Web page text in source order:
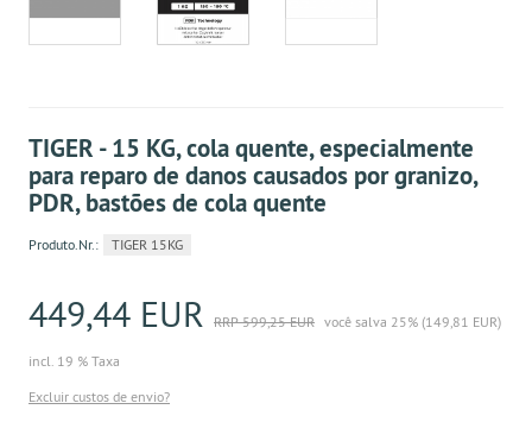
TIGER - 15 KG, cola quente, especialmente
para reparo de danos causados por granizo,
PDR, bastões de cola quente
Produto.Nr.: TIGER 15KG
449,44 EUR RRP 599,25 EUR você salva 25% (149,81 EUR)
incl. 19 % Taxa
Excluir custos de envio?